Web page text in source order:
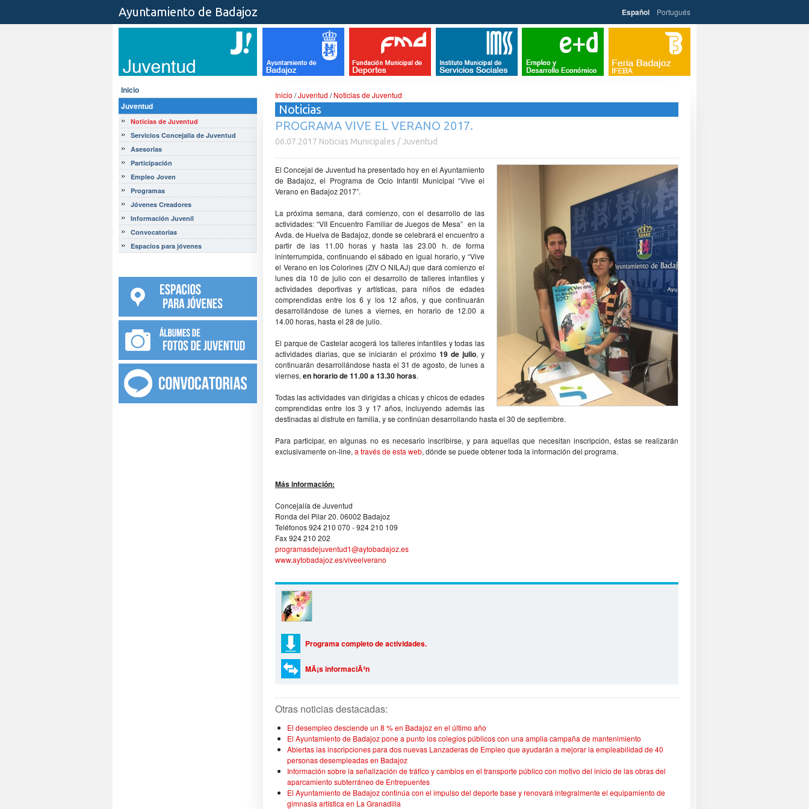
Ayuntamiento de Badajoz Español Portugués
Inicio
Juventud
Noticias de Juventud
Servicios Concejalía de Juventud
Asesorías
Participación
Empleo Joven
Programas
Jóvenes Creadores
Información Juvenil
Convocatorias
Espacios para jóvenes
Inicio /Juventud /Noticias de Juventud
Noticias
PROGRAMA VIVE EL VERANO 2017.
06.07.2017 Noticias Municipales / Juventud
El Concejal de Juventud ha presentado hoy en el Ayuntamiento
de Badajoz, el Programa de Ocio Infantil Municipal “Vive el
Verano en Badajoz 2017”.
La próxima semana, dará comienzo, con el desarrollo de las
actividades: “VII Encuentro Familiar de Juegos de Mesa” en la
Avda. de Huelva de Badajoz, donde se celebrará el encuentro a
partir de las 11.00 horas y hasta las 23.00 h. de forma
ininterrumpida, continuando el sábado en igual horario, y “Vive
el Verano en los Colorines (ZIV O NILAJ) que dará comienzo el
lunes día 10 de julio con el desarrollo de talleres infantiles y
actividades deportivas y artísticas, para niños de edades
comprendidas entre los 6 y los 12 años, y que continuarán
desarrollándose de lunes a viernes, en horario de 12.00 a
14.00 horas, hasta el 28 de julio.
El parque de Castelar acogerá los talleres infantiles y todas las
actividades diarias, que se iniciarán el próximo 19 de julio, y
continuarán desarrollándose hasta el 31 de agosto, de lunes a
viernes, en horario de 11.00 a 13.30 horas.
Todas las actividades van dirigidas a chicas y chicos de edades
comprendidas entre los 3 y 17 años, incluyendo además las
destinadas al disfrute en familia, y se continúan desarrollando hasta el 30 de septiembre.
Para participar, en algunas no es necesario inscribirse, y para aquellas que necesitan inscripción, éstas se realizarán
exclusivamente on-line, a través de esta web, dónde se puede obtener toda la información del programa.
Más información:
Concejalía de Juventud
Ronda del Pilar 20. 06002 Badajoz
Teléfonos 924 210 070 - 924 210 109
Fax 924 210 202
programasdejuventud1@aytobadajoz.es
www.aytobadajoz.es/viveelverano
Programa completo de actividades.
MÃ¡s informaciÃ³n
Otras noticias destacadas:
El desempleo desciende un 8 % en Badajoz en el último año
El Ayuntamiento de Badajoz pone a punto los colegios públicos con una amplia campaña de mantenimiento
Abiertas las inscripciones para dos nuevas Lanzaderas de Empleo que ayudarán a mejorar la empleabilidad de 40
personas desempleadas en Badajoz
Información sobre la señalización de tráfico y cambios en el transporte público con motivo del inicio de las obras del
aparcamiento subterráneo de Entrepuentes
El Ayuntamiento de Badajoz continúa con el impulso del deporte base y renovará integralmente el equipamiento de
gimnasia artística en La Granadilla